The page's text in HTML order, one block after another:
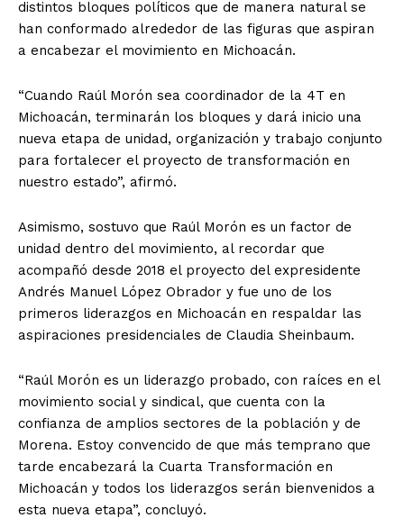
distintos bloques políticos que de manera natural se
han conformado alrededor de las figuras que aspiran
a encabezar el movimiento en Michoacán.
“Cuando Raúl Morón sea coordinador de la 4T en
Michoacán, terminarán los bloques y dará inicio una
nueva etapa de unidad, organización y trabajo conjunto
para fortalecer el proyecto de transformación en
nuestro estado”, afirmó.
Asimismo, sostuvo que Raúl Morón es un factor de
unidad dentro del movimiento, al recordar que
acompañó desde 2018 el proyecto del expresidente
Andrés Manuel López Obrador y fue uno de los
primeros liderazgos en Michoacán en respaldar las
aspiraciones presidenciales de Claudia Sheinbaum.
“Raúl Morón es un liderazgo probado, con raíces en el
movimiento social y sindical, que cuenta con la
confianza de amplios sectores de la población y de
Morena. Estoy convencido de que más temprano que
tarde encabezará la Cuarta Transformación en
Michoacán y todos los liderazgos serán bienvenidos a
esta nueva etapa”, concluyó.